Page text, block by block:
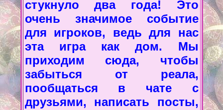
стукнуло два года! Это
очень значимое событие
для игроков, ведь для нас
эта игра как дом. Мы
приходим сюда, чтобы
забыться от реала,
пообщаться в чате с
друзьями, написать посты,